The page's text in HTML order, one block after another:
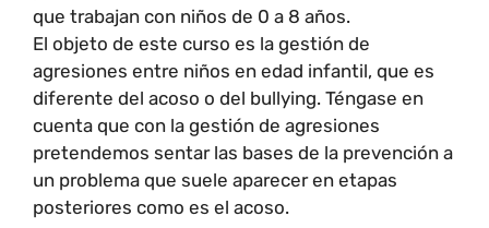
que trabajan con niños de 0 a 8 años.
El objeto de este curso es la gestión de
agresiones entre niños en edad infantil, que es
diferente del acoso o del bullying. Téngase en
cuenta que con la gestión de agresiones
pretendemos sentar las bases de la prevención a
un problema que suele aparecer en etapas
posteriores como es el acoso.